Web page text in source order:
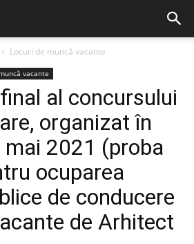
Locuri de muncă vacante
vacante
al concursului
organizat în
2021 (proba
ocuparea
de conducere
de Arhitect